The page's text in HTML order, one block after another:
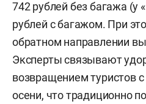
742 рублей без багажа (у
рублей с багажом. При
обратном направлении
Эксперты связывают
возвращением туристов
осени, что традиционно